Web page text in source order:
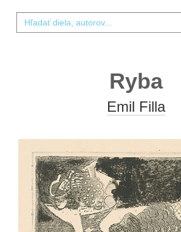
Ryba
Emil Filla